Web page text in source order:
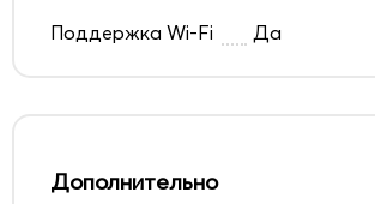
Поддержка Wi-Fi Да
Дополнительно